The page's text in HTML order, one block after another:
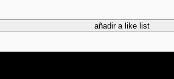
añadir a like list